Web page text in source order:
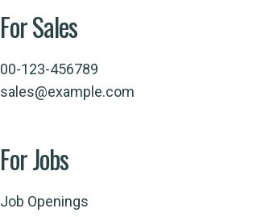
For Sales
00-123-456789
sales@example.com
For Jobs
Job Openings